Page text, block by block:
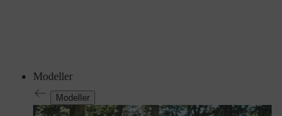
Modeller
Modeller